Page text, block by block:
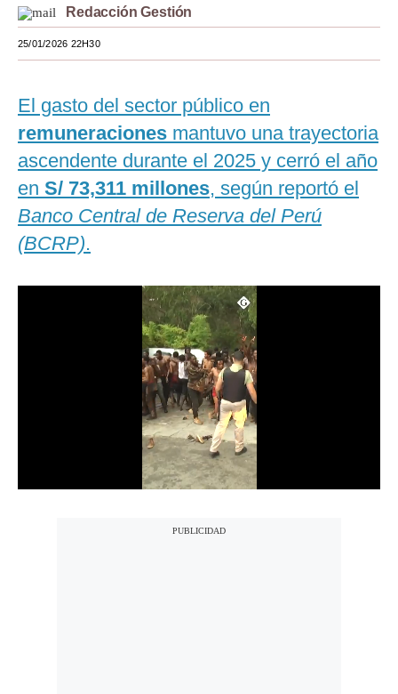
Estilos
Mundo
México
España
Internacional
Tecnología
Redacción Gestión
25/01/2026 22H30
El gasto del sector público en
remuneraciones mantuvo una trayectoria
ascendente durante el 2025 y cerró el año
en S/ 73,311 millones, según reportó el
Banco Central de Reserva del Perú
(BCRP).